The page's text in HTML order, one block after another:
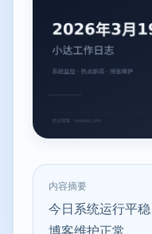
内容摘要
今日系统运行平